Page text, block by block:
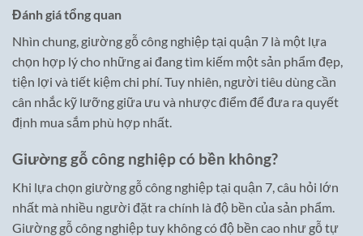
Đánh giá tổng quan
Nhìn chung, giường gỗ công nghiệp tại quận 7 là một lựa
chọn hợp lý cho những ai đang tìm kiếm một sản phẩm đẹp,
tiện lợi và tiết kiệm chi phí. Tuy nhiên, người tiêu dùng cần
cân nhắc kỹ lưỡng giữa ưu và nhược điểm để đưa ra quyết
định mua sắm phù hợp nhất.
Giường gỗ công nghiệp có bền không?
Khi lựa chọn giường gỗ công nghiệp tại quận 7, câu hỏi lớn
nhất mà nhiều người đặt ra chính là độ bền của sản phẩm.
Giường gỗ công nghiệp tuy không có độ bền cao như gỗ tự